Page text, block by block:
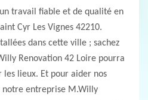
travail fiable et de qualité en
Cyr Les Vignes 42210.
dans cette ville ; sachez
Renovation 42 Loire pourra
lieux. Et pour aider nos
notre entreprise M.Willy